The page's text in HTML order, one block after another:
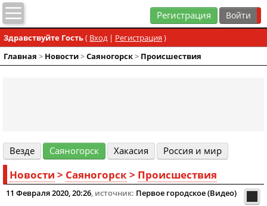
Регистрация
Здравствуйте Гость( Вход| Регистрация )
Главная > Новости>Cаяногорск> Происшествия
Везде Cаяногорск Хакасия Россия и мир
Новости > Cаяногорск> Происшествия
11 Февраля 2020, 20:26, источник: Первое городское (Видео)